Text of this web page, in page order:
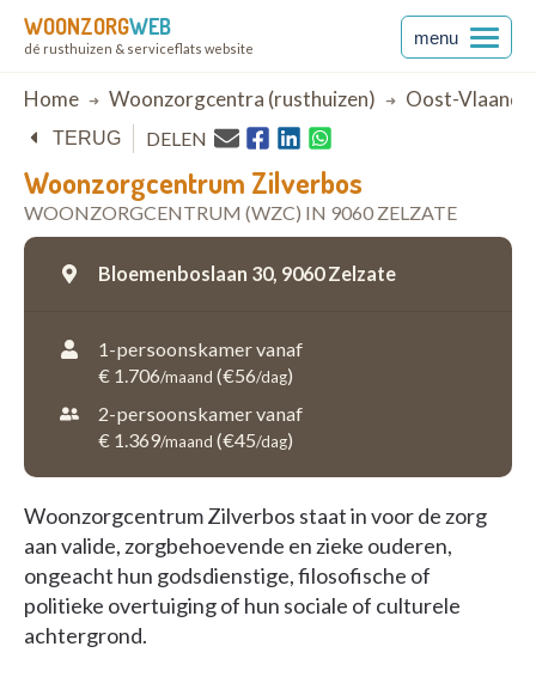
WOONZORGWEB
dé rusthuizen & serviceflats website
menu
Breadcrumb
Home Woonzorgcentra (rusthuizen) Oost-
Woonzorgcentrum Zilverbos
WOONZORGCENTRUM (WZC) IN 9060 ZELZATE
TERUG DELEN
Bloemenboslaan 30, 9060 Zelzate
1-persoonskamer vanaf
€ 1.706/maand (€56/dag)
2-persoonskamer vanaf
€ 1.369/maand (€45/dag)
Woonzorgcentrum Zilverbos staat in voor de zorg
aan valide, zorgbehoevende en zieke ouderen,
ongeacht hun godsdienstige, filosofische of
politieke overtuiging of hun sociale of culturele
achtergrond.